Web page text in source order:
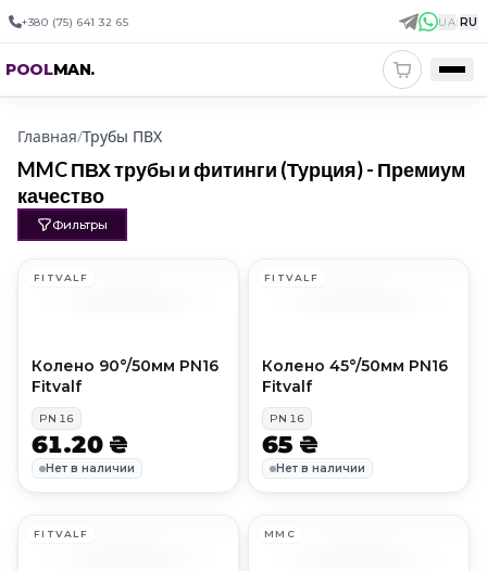
+380 (75) 641 32 65 UA|RU
POOLMAN.
Главная/Трубы ПВХ
MMC ПВХ трубы и фитинги (Турция) - Премиум
качество
Фильтры
FITVALF
Колено 90°/50мм PN16
Fitvalf
PN 16
61.20 ₴
Нет в наличии
FITVALF
Колено 45°/50мм PN16
Fitvalf
PN 16
65 ₴
Нет в наличии
FITVALF MMC